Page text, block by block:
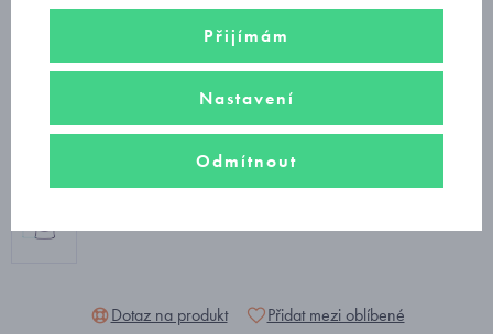
Dotaz na produkt
Přidat mezi oblíbené
Přijímám
Nastavení
Odmítnout